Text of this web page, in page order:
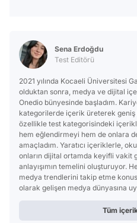
Sena Erdoğdu
Test Editörü
2021 yılında Kocaeli Üniversitesi
olduktan sonra, medya ve dijital
Onedio bünyesinde başladım.
kategorilerde içerik üreterek geniş
özellikle test kategorisindeki
hem eğlendirmeyi hem de onlara
amaçladım. Yaratıcı içeriklerle,
onların dijital ortamda keyifli vakit
anlayışımın temelini oluşturuyor.
medya trendlerini takip etme
olarak gelişen medya dünyasına
Tüm